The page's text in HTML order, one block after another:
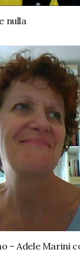
nulla
– Adele Marini